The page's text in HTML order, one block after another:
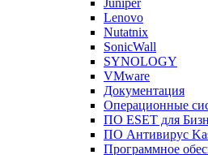
Juniper
Lenovo
Nutatnix
SonicWall
SYNOLOGY
VMware
Документация
Операционные
ПО ESET для
ПО Антивирус
Программное